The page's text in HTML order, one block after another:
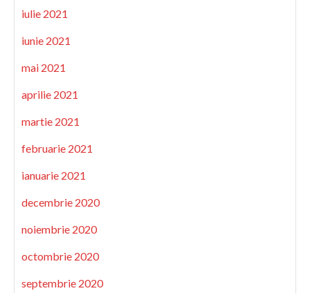
iulie 2021
iunie 2021
mai 2021
aprilie 2021
martie 2021
februarie 2021
ianuarie 2021
decembrie 2020
noiembrie 2020
octombrie 2020
septembrie 2020